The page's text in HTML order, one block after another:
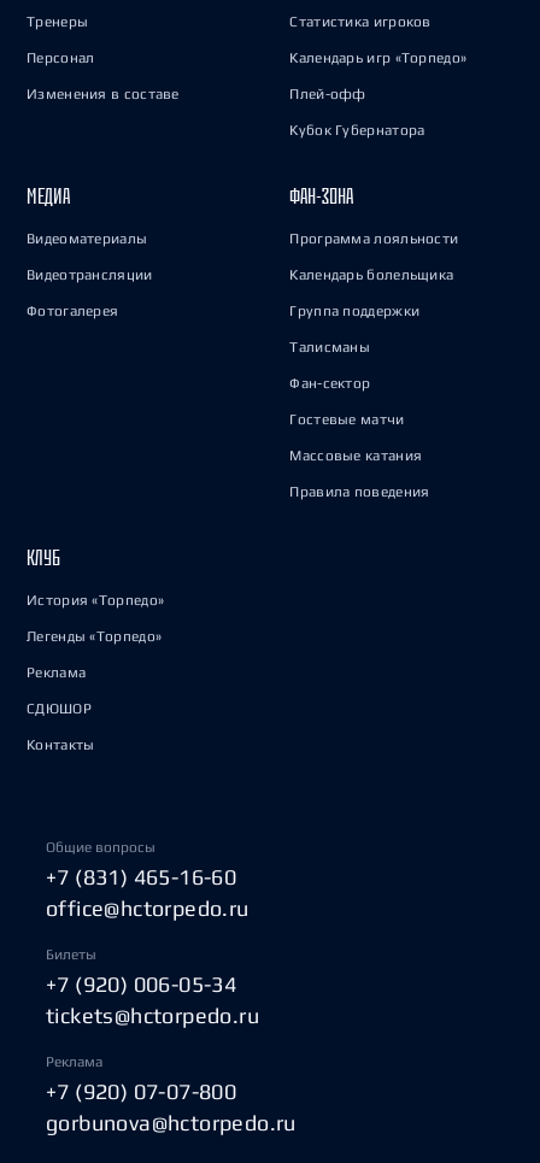
Тренеры
Персонал
Изменения в составе
Статистика игроков
Календарь игр «Торпедо»
Плей-офф
Кубок Губернатора
МЕДИА
Видеоматериалы
Видеотрансляции
Фотогалерея
ФАН-ЗОНА
Программа лояльности
Календарь болельщика
Группа поддержки
Талисманы
Фан-сектор
Гостевые матчи
Массовые катания
Правила поведения
КЛУБ
История «Торпедо»
Легенды «Торпедо»
Реклама
СДЮШОР
Контакты
Общие вопросы
+7 (831) 465-16-60
office@hctorpedo.ru
Билеты
+7 (920) 006-05-34
tickets@hctorpedo.ru
Реклама
+7 (920) 07-07-800
gorbunova@hctorpedo.ru